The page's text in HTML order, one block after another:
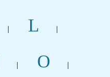
| L |
| O |